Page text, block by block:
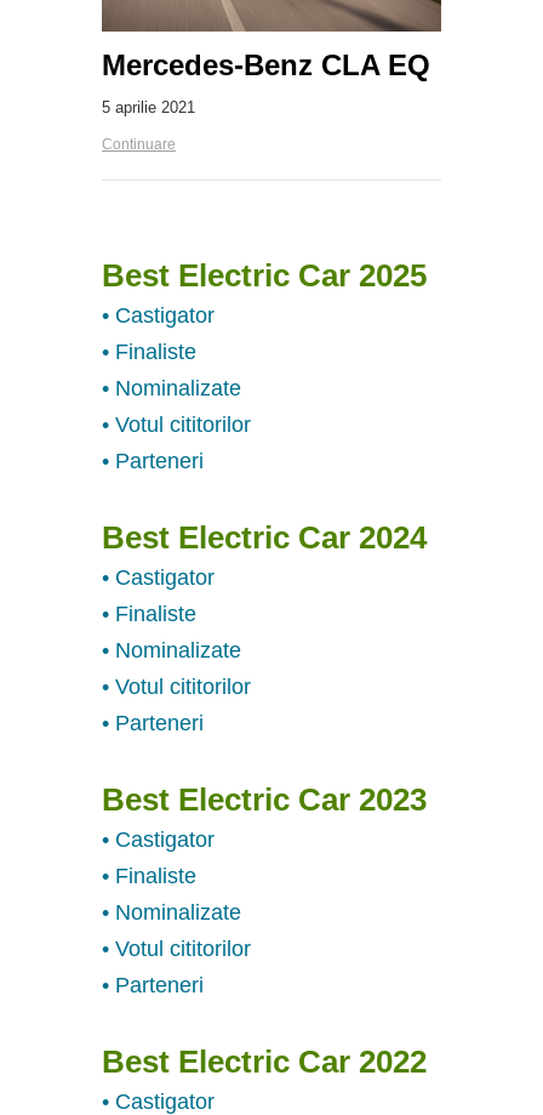
Mercedes-Benz CLA EQ
5 aprilie 2021
Continuare
Best Electric Car 2025
• Castigator
• Finaliste
• Nominalizate
• Votul cititorilor
• Parteneri
Best Electric Car 2024
• Castigator
• Finaliste
• Nominalizate
• Votul cititorilor
• Parteneri
Best Electric Car 2023
• Castigator
• Finaliste
• Nominalizate
• Votul cititorilor
• Parteneri
Best Electric Car 2022
• Castigator